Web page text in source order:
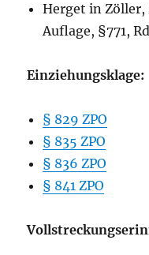
Herget in Zöller,
Auflage, §771,
Einziehungsklage:
§ 829 ZPO
§ 835 ZPO
§ 836 ZPO
§ 841 ZPO